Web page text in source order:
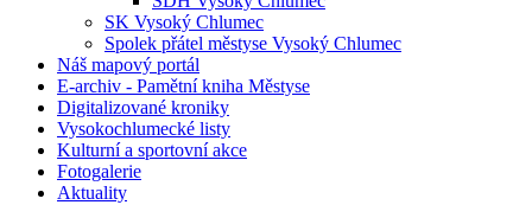
SK Vysoký Chlumec
Spolek přátel městyse Vysoký Chlumec
Náš mapový portál
E-archiv - Pamětní kniha Městyse
Digitalizované kroniky
Vysokochlumecké listy
Kulturní a sportovní akce
Fotogalerie
Aktuality